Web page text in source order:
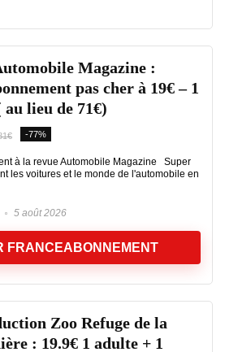
Magazine :
pas cher à 19€ – 1
au lieu de 71€)
-77%
à la revue Automobile Magazine Super
les voitures et le monde de l'automobile en
5 août 2026
FRANCEABONNEMENT
Zoo Refuge de la
: 19.9€ 1 adulte + 1